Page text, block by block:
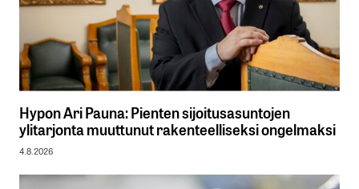
Hypon Ari Pauna: Pienten sijoitusasuntojen
ylitarjonta muuttunut rakenteelliseksi ongelmaksi
4.8.2026